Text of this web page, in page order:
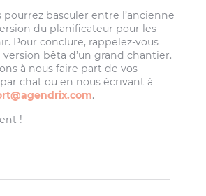
pourrez basculer entre l’ancienne
du planificateur pour les
Pour conclure, rappelez-vous
version bêta d’un grand chantier.
à nous faire part de vos
chat ou en nous écrivant à
.
!